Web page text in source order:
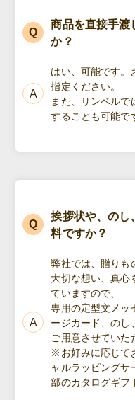
商品を直接手渡
か？
はい、可能です。
指定ください。
また、リンベルで
することも可能で
挨拶状や、のし
料ですか？
弊社では、贈りも
大切な想い、真心
ていますので、
専用の定型文メッ
ージカード、のし
ご用意させていた
※お好みに応じて
ャルラッピングサ
部のカタログギフ